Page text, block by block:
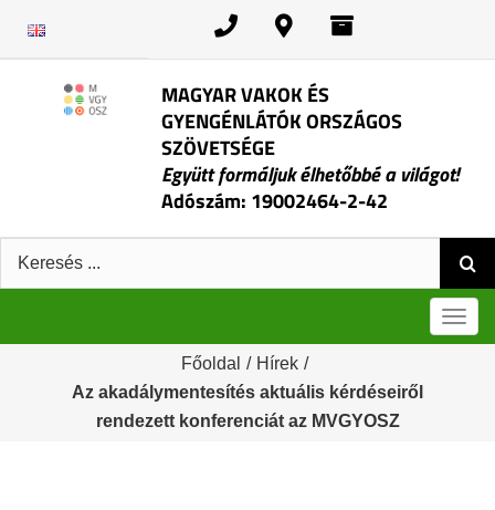
MAGYAR VAKOK ÉS
GYENGÉNLÁTÓK ORSZÁGOS
SZÖVETSÉGE
Együtt formáljuk élhetőbbé a világot!
Adószám: 19002464-2-42
Keresés:
Főoldal / Hírek /
Az akadálymentesítés aktuális kérdéseiről
rendezett konferenciát az MVGYOSZ